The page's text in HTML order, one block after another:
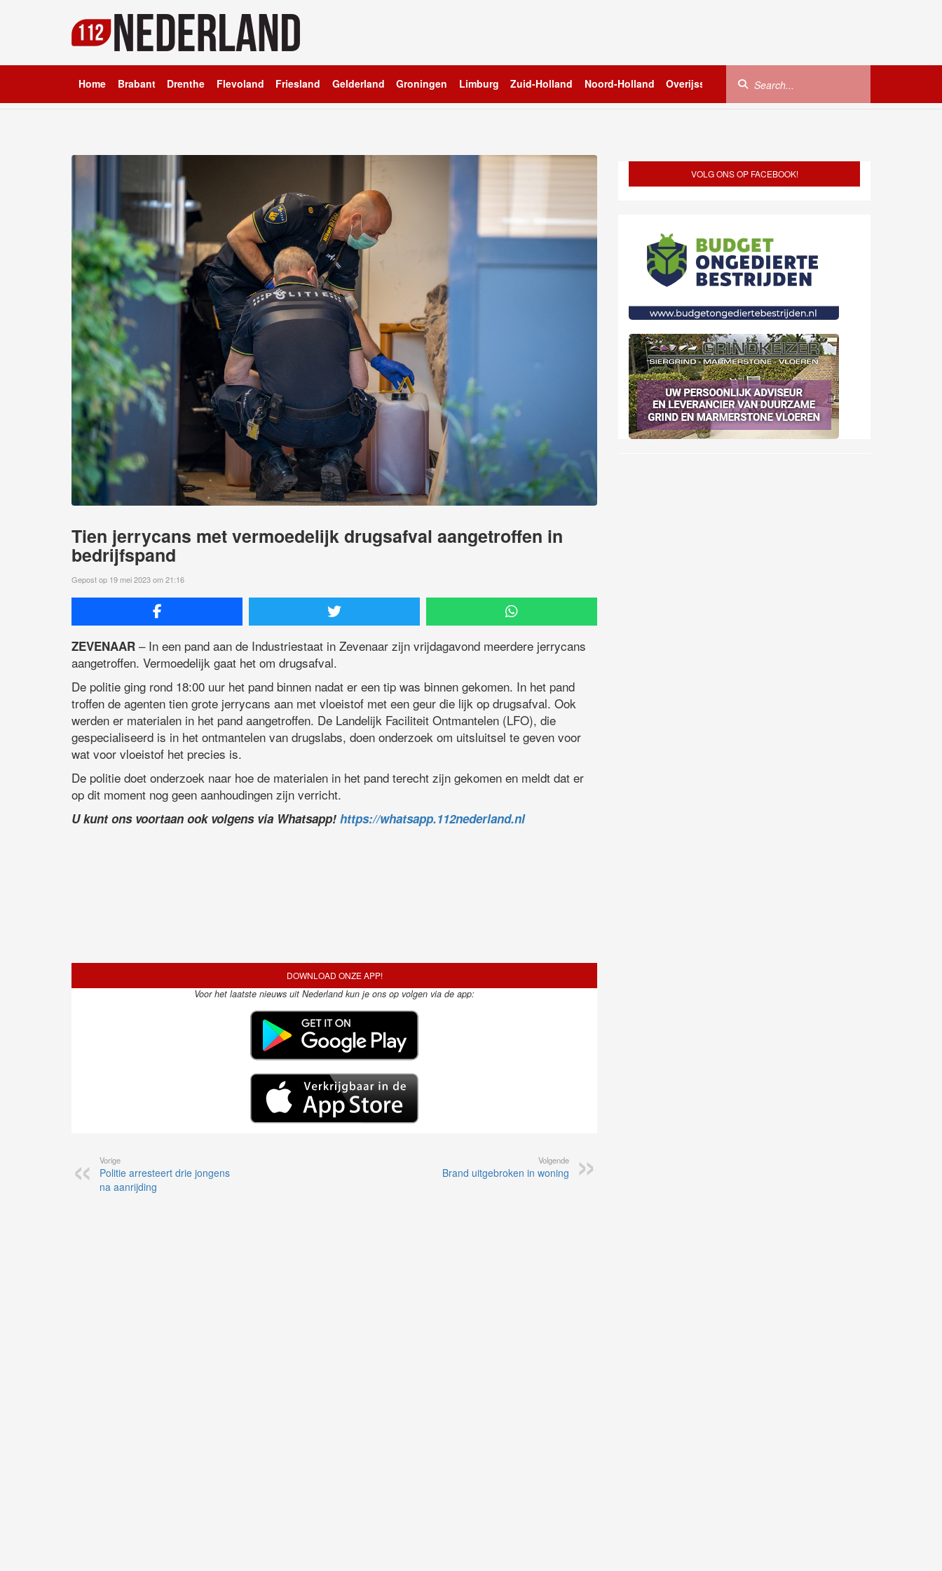
Home Brabant Drenthe Flevoland Friesland Gelderland Groningen Limburg Zuid-Holland Noord-Holland Overijssel Utrecht Zeeland
Tien jerrycans met vermoedelijk drugsafval aangetroffen in
bedrijfspand
Gepost op 19 mei 2023 om 21:16
ZEVENAAR – In een pand aan de Industriestaat in Zevenaar zijn vrijdagavond meerdere jerrycans
aangetroffen. Vermoedelijk gaat het om drugsafval.
De politie ging rond 18:00 uur het pand binnen nadat er een tip was binnen gekomen. In het pand
troffen de agenten tien grote jerrycans aan met vloeistof met een geur die lijk op drugsafval. Ook
werden er materialen in het pand aangetroffen. De Landelijk Faciliteit Ontmantelen (LFO), die
gespecialiseerd is in het ontmantelen van drugslabs, doen onderzoek om uitsluitsel te geven voor
wat voor vloeistof het precies is.
De politie doet onderzoek naar hoe de materialen in het pand terecht zijn gekomen en meldt dat er
op dit moment nog geen aanhoudingen zijn verricht.
U kunt ons voortaan ook volgens via Whatsapp! https://whatsapp.112nederland.nl
DOWNLOAD ONZE APP!
Voor het laatste nieuws uit Nederland kun je ons op volgen via de app:
Vorige
Politie arresteert drie jongens
na aanrijding
Volgende
Brand uitgebroken in woning
VOLG ONS OP FACEBOOK!